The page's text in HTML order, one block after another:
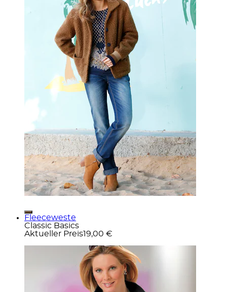
Fleeceweste
Classic Basics
Aktueller Preis19,00 €